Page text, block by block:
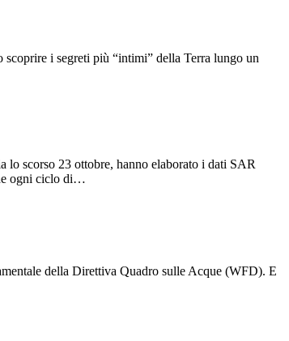
i segreti più “intimi” della Terra lungo un
lo scorso 23 ottobre, hanno elaborato i dati SAR
ogni ciclo di…
della Direttiva Quadro sulle Acque (WFD). E